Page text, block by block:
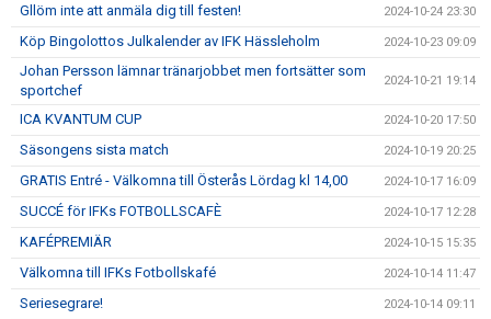
Gllöm inte att anmäla dig till festen! 2024-10-24 23:30
Köp Bingolottos Julkalender av IFK Hässleholm 2024-10-23 09:09
Johan Persson lämnar tränarjobbet men fortsätter som
sportchef
2024-10-21 19:14
ICA KVANTUM CUP 2024-10-20 17:50
Säsongens sista match 2024-10-19 20:25
GRATIS Entré - Välkomna till Österås Lördag kl 14,00 2024-10-17 16:09
SUCCÉ för IFKs FOTBOLLSCAFÈ 2024-10-17 12:28
KAFÉPREMIÄR 2024-10-15 15:35
Välkomna till IFKs Fotbollskafé 2024-10-14 11:47
Seriesegrare! 2024-10-14 09:11